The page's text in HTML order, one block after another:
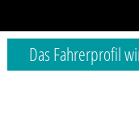
Das Fahrerprofil